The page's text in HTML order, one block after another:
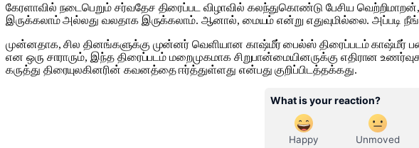
கேரளாவில் நடைபெறும் சர்வதேச திரைப்பட விழாவில் கலந்துகொண்டு பேசிய
இருக்கலாம் அல்லது வலதாக இருக்கலாம். ஆனால், மையம் என்று எதுவுமில்லை. அப்படி
முன்னதாக, சில தினங்களுக்கு முன்னர் வெளியான காஷ்மீர் பைல்ஸ் திரைப்படம் காஷ்மீர்
என ஒரு சாராரும், இந்த திரைப்படம் மறைமுகமாக சிறுபான்மையினருக்கு எதிரான
கருத்து திரையுலகினரின் கவனத்தை ஈர்த்துள்ளது என்பது குறிப்பிடத்தக்கது.